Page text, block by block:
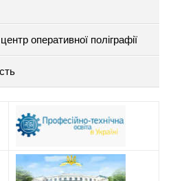
оперативної поліграфії